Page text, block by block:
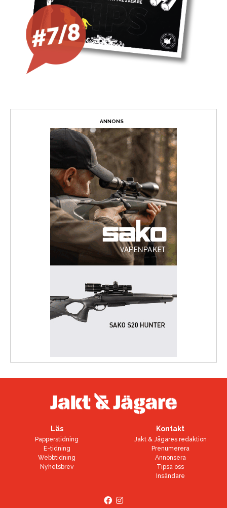
ANNONS
Läs
Papperstidning
E-tidning
Webbtidning
Nyhetsbrev
Kontakt
Jakt & Jägares redaktion
Prenumerera
Annonsera
Tipsa oss
Insändare